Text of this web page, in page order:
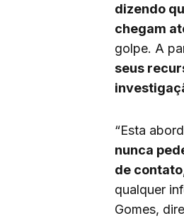
dizendo
chegam
golpe. A
seus
“Esta
nunca
de
qualquer
Gomes,